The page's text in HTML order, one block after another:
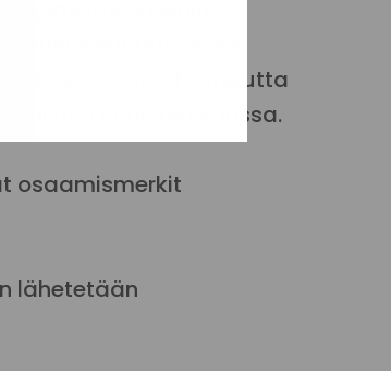
Koulutuksessa
asunnottomuutta
ihmisten kanssa.
osaamismerkit
lähetetään